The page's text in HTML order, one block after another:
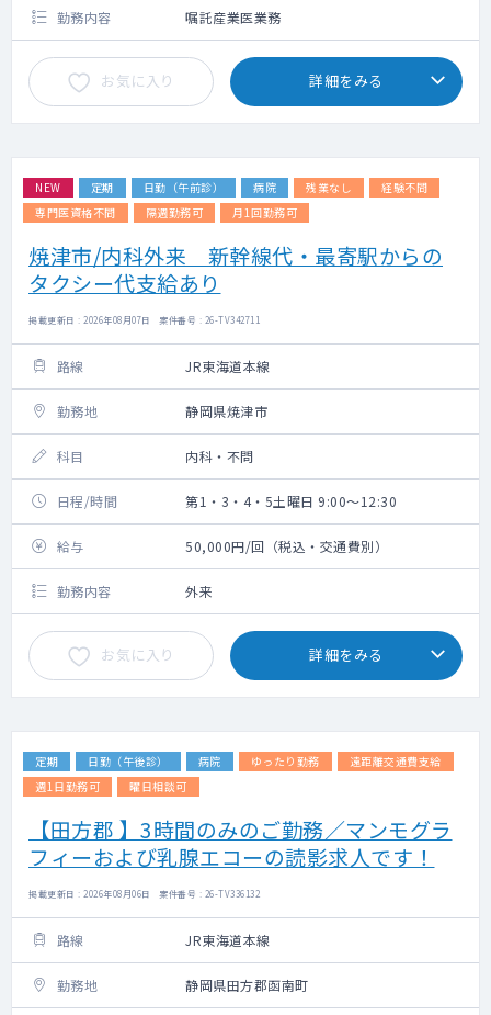
勤務内容 嘱託産業医業務
お気に入り 詳細をみる
NEW 定期 日勤（午前診） 病院 残業なし
経験不問
専門医資格不問
隔週勤務可 月1回勤務可
焼津市/内科外来 新幹線代・最寄駅からの
タクシー代支給あり
掲載更新日 : 2026年08月07日 案件番号 : 26-TV342711
路線 JR東海道本線
勤務地 静岡県焼津市
科目 内科・不問
日程/時間 第1・3・4・5土曜日 9:00～12:30
給与 50,000円/回（税込・交通費別）
勤務内容 外来
お気に入り 詳細をみる
定期 日勤（午後診） 病院 ゆったり勤務
遠距離交通費支給
週1日勤務可
曜日相談可
【田方郡 】3時間のみのご勤務／マンモグラ
フィーおよび乳腺エコーの読影求人です！
掲載更新日 : 2026年08月06日 案件番号 : 26-TV336132
路線 JR東海道本線
勤務地 静岡県田方郡函南町